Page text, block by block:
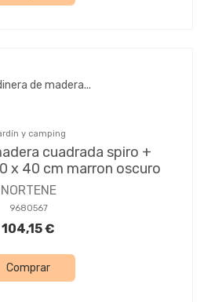
y camping
cuadrada spiro +
x 40 cm marron oscuro
NORTENE
9680567
104,15 €
Comprar